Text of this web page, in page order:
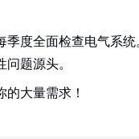
季度全面检查电气系统
题源头。
大量需求！